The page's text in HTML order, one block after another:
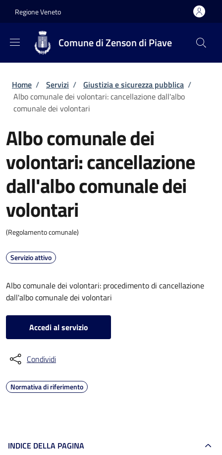
Regione Veneto
Comune di Zenson di Piave
Briciole di pane
Home / Servizi / Giustizia e sicurezza pubblica /
Albo comunale dei volontari: cancellazione dall'albo
comunale dei volontari
Albo comunale dei
volontari: cancellazione
dall'albo comunale dei
volontari
(Regolamento comunale)
Servizio attivo
Albo comunale dei volontari: procedimento di cancellazione
dall'albo comunale dei volontari
Accedi al servizio
Condividi
Normativa di riferimento
INDICE DELLA PAGINA